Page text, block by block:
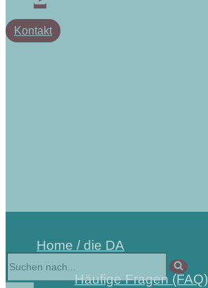
Kontakt
Home / die DA
Häufige Fragen (FAQ)